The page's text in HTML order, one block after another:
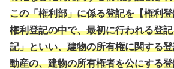
この「権利部」に係る登記を【権利
権利登記の中で、最初に行われる登
記」といい、建物の所有権に関する
動産の、建物の所有権者を公にする